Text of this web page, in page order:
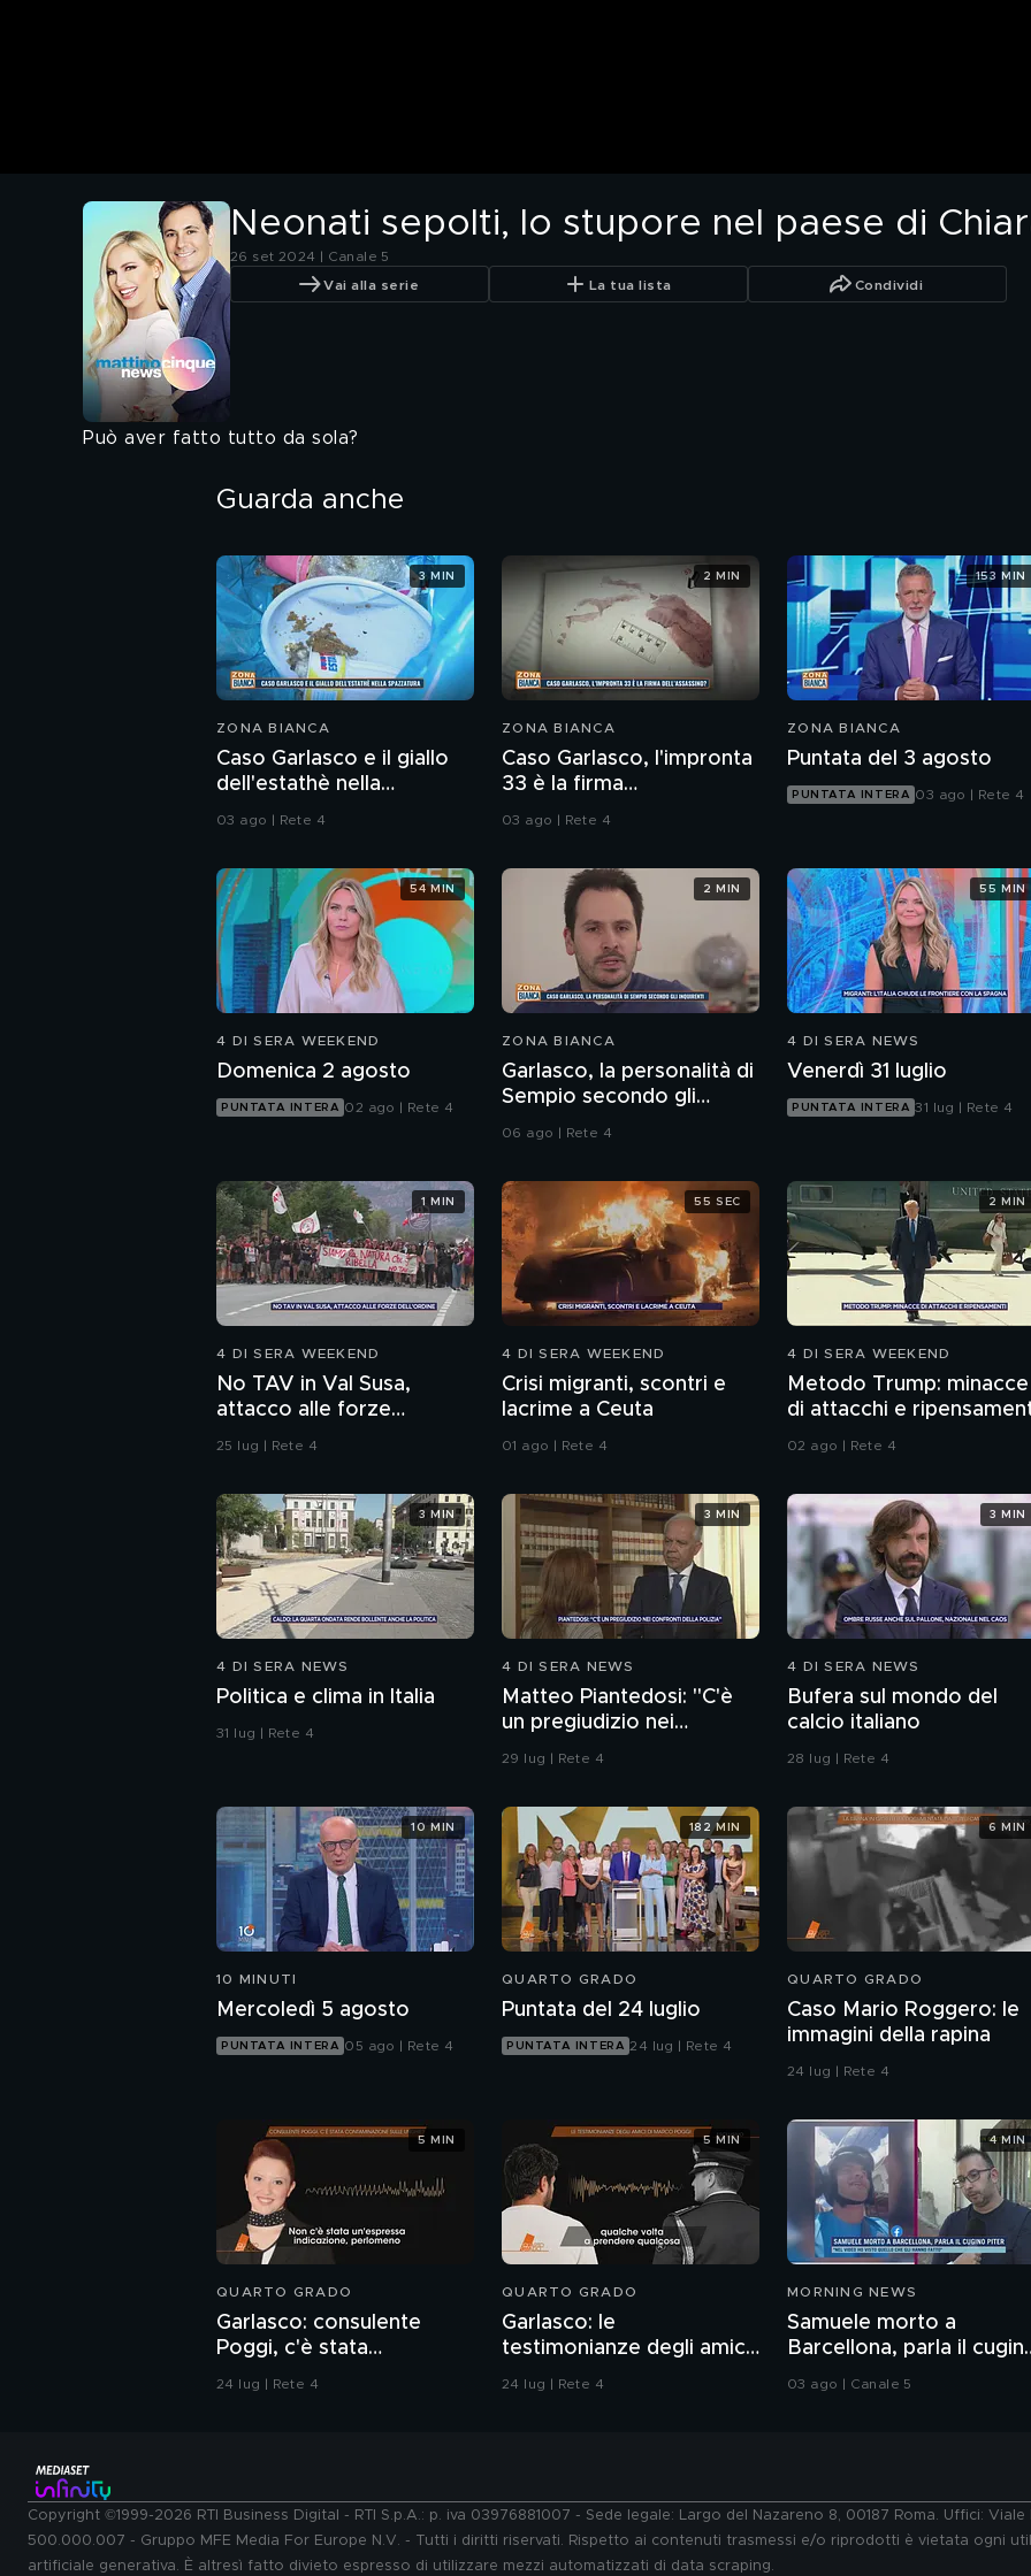
Neonati sepolti, lo stupore nel paese di
26 set 2024 | Canale 5
Vai alla serie La tua lista Condividi
Può aver fatto tutto da sola?
Guarda anche
ZONA BIANCA
Caso Garlasco e il giallo
dell'estathè nella
spazzatura
03 ago | Rete 4
3 MIN
ZONA BIANCA
Caso Garlasco, l'impronta
33 è la firma
dell'assassino?
03 ago | Rete 4
2 MIN
ZONA BIANCA
Puntata del 3 agosto
PUNTATA INTERA 03 ago | Rete 4
153 MIN
4 DI SERA WEEKEND
Domenica 2 agosto
PUNTATA INTERA 02 ago | Rete 4
54 MIN
ZONA BIANCA
Garlasco, la personalità di
Sempio secondo gli
inquirenti
06 ago | Rete 4
2 MIN
4 DI SERA NEWS
Venerdì 31 luglio
PUNTATA INTERA 31 lug | Rete 4
55 MIN
4 DI SERA WEEKEND
No TAV in Val Susa,
attacco alle forze
dell'ordine
25 lug | Rete 4
1 MIN
4 DI SERA WEEKEND
Crisi migranti, scontri e
lacrime a Ceuta
01 ago | Rete 4
55 SEC
4 DI SERA WEEKEND
Metodo Trump: minacce
di attacchi e
02 ago | Rete 4
2 MIN
4 DI SERA NEWS
Politica e clima in Italia
31 lug | Rete 4
3 MIN
4 DI SERA NEWS
Matteo Piantedosi: "C'è
un pregiudizio nei
confronti della polizia"
29 lug | Rete 4
3 MIN
4 DI SERA NEWS
Bufera sul mondo del
calcio italiano
28 lug | Rete 4
3 MIN
10 MINUTI
Mercoledì 5 agosto
PUNTATA INTERA 05 ago | Rete 4
10 MIN
QUARTO GRADO
Puntata del 24 luglio
PUNTATA INTERA 24 lug | Rete 4
182 MIN
QUARTO GRADO
Caso Mario Roggero: le
immagini della rapina
24 lug | Rete 4
6 MIN
QUARTO GRADO
Garlasco: consulente
Poggi, c'è stata
contaminazione sulle
24 lug | Rete 4
5 MIN
QUARTO GRADO
Garlasco: le
testimonianze degli amici
di Marco Poggi
24 lug | Rete 4
5 MIN
MORNING NEWS
Samuele morto a
Barcellona, parla il
03 ago | Canale 5
4 MIN
Copyright ©1999-2026 RTI Business Digital - RTI S.p.A.: p. iva 03976881007 - Sede legale: Largo del Nazareno 8, 00187 Roma. Uffici:
500.000.007 - Gruppo MFE Media For Europe N.V. - Tutti i diritti riservati. Rispetto ai contenuti trasmessi e/o riprodotti è vietata ogni
artificiale generativa. È altresì fatto divieto espresso di utilizzare mezzi automatizzati di data scraping.